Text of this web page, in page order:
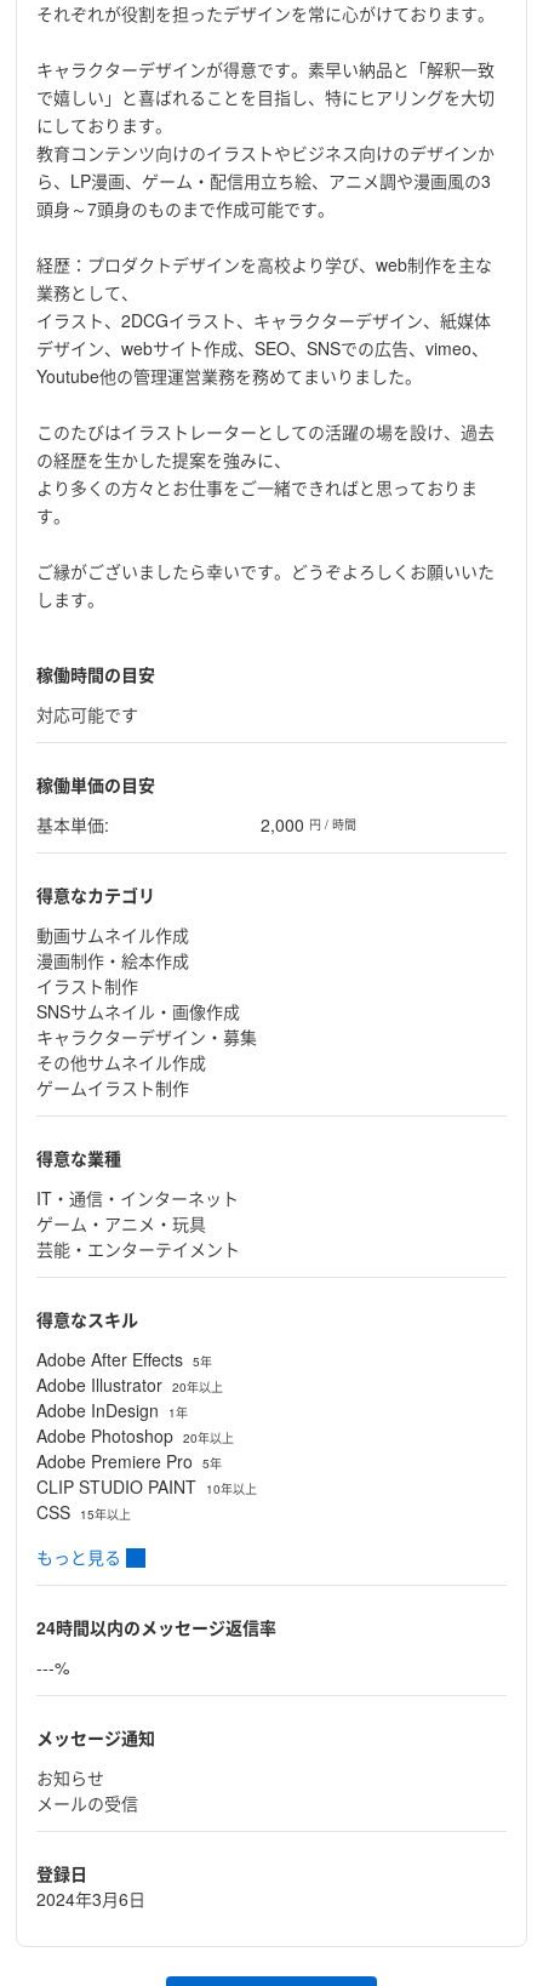
それぞれが役割を担ったデザインを常に心がけております。
キャラクターデザインが得意です。素早い納品と「解釈一致
で嬉しい」と喜ばれることを目指し、特にヒアリングを大切
にしております。
教育コンテンツ向けのイラストやビジネス向けのデザインか
ら、LP漫画、ゲーム・配信用立ち絵、アニメ調や漫画風の3
頭身～7頭身のものまで作成可能です。
経歴：プロダクトデザインを高校より学び、web制作を主な
業務として、
イラスト、2DCGイラスト、キャラクターデザイン、紙媒体
デザイン、webサイト作成、SEO、SNSでの広告、vimeo、
Youtube他の管理運営業務を務めてまいりました。
このたびはイラストレーターとしての活躍の場を設け、過去
の経歴を生かした提案を強みに、
より多くの方々とお仕事をご一緒できればと思っておりま
す。
ご縁がございましたら幸いです。どうぞよろしくお願いいた
します。
稼働時間の目安
対応可能です
稼働単価の目安
基本単価:
2,000 円 / 時間
得意なカテゴリ
動画サムネイル作成
漫画制作・絵本作成
イラスト制作
SNSサムネイル・画像作成
キャラクターデザイン・募集
その他サムネイル作成
ゲームイラスト制作
得意な業種
IT・通信・インターネット
ゲーム・アニメ・玩具
芸能・エンターテイメント
得意なスキル
Adobe After Effects
5年
Adobe Illustrator 20年以上
Adobe InDesign 1年
Adobe Photoshop 20年以上
Adobe Premiere Pro 5年
CLIP STUDIO PAINT 10年以上
CSS 15年以上
もっと見る
24時間以内のメッセージ返信率
---%
メッセージ通知
お知らせ
メールの受信
登録日
2024年3月6日